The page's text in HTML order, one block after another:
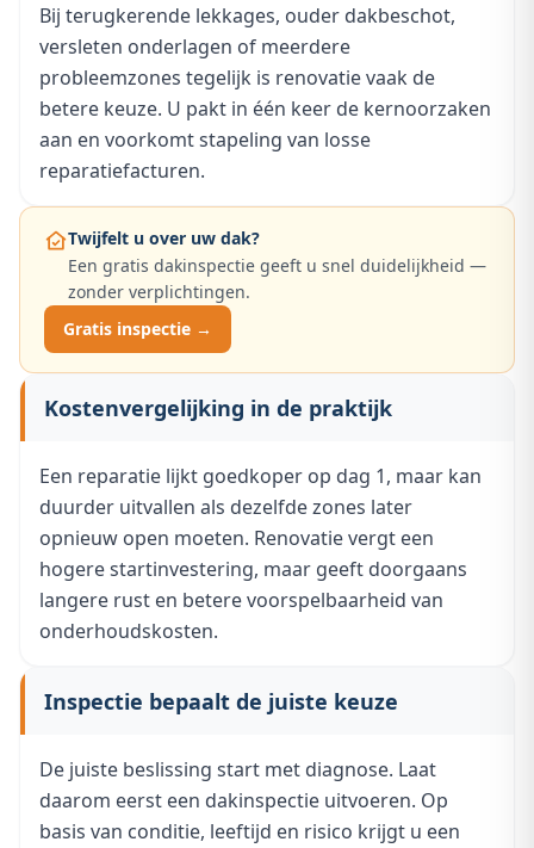
Bij terugkerende lekkages, ouder dakbeschot,
versleten onderlagen of meerdere
probleemzones tegelijk is renovatie vaak de
betere keuze. U pakt in één keer de kernoorzaken
aan en voorkomt stapeling van losse
reparatiefacturen.
Twijfelt u over uw dak?
Een gratis dakinspectie geeft u snel duidelijkheid —
zonder verplichtingen.
Gratis inspectie →
Kostenvergelijking in de praktijk
Een reparatie lijkt goedkoper op dag 1, maar kan
duurder uitvallen als dezelfde zones later
opnieuw open moeten. Renovatie vergt een
hogere startinvestering, maar geeft doorgaans
langere rust en betere voorspelbaarheid van
onderhoudskosten.
Inspectie bepaalt de juiste keuze
De juiste beslissing start met diagnose. Laat
daarom eerst een dakinspectie uitvoeren. Op
basis van conditie, leeftijd en risico krijgt u een